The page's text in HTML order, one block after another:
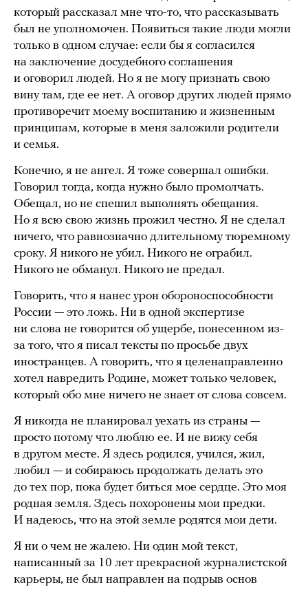
который рассказал мне что-то, что рассказывать
был не уполномочен. Появиться такие люди могли
только в одном случае: если бы я согласился
на заключение досудебного соглашения
и оговорил людей. Но я не могу признать свою
вину там, где ее нет. А оговор других людей прямо
противоречит моему воспитанию и жизненным
принципам, которые в меня заложили родители
и семья.
Конечно, я не ангел. Я тоже совершал ошибки.
Говорил тогда, когда нужно было промолчать.
Обещал, но не спешил выполнять обещания.
Но я всю свою жизнь прожил честно. Я не сделал
ничего, что равнозначно длительному тюремному
сроку. Я никого не убил. Никого не ограбил.
Никого не обманул. Никого не предал.
Говорить, что я нанес урон обороноспособности
России — это ложь. Ни в одной экспертизе
ни слова не говорится об ущербе, понесенном из-
за того, что я писал тексты по просьбе двух
иностранцев. А говорить, что я целенаправленно
хотел навредить Родине, может только человек,
который обо мне ничего не знает от слова совсем.
Я никогда не планировал уехать из страны —
просто потому что люблю ее. И не вижу себя
в другом месте. Я здесь родился, учился, жил,
любил — и собираюсь продолжать делать это
до тех пор, пока будет биться мое сердце. Это моя
родная земля. Здесь похоронены мои предки.
И надеюсь, что на этой земле родятся мои дети.
Я ни о чем не жалею. Ни один мой текст,
написанный за 10 лет прекрасной журналистской
карьеры, не был направлен на подрыв основ